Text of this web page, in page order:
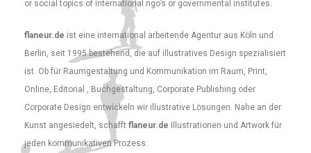
or social topics of international ngo’s or governmental institutes.
flaneur.de ist eine international arbeitende Agentur aus Köln und
Berlin, seit 1995 bestehend, die auf illustratives Design spezialisiert
ist. Ob für Raumgestaltung und Kommunikation im Raum, Print,
Online, Editorial , Buchgestaltung, Corporate Publishing oder
Corporate Design entwickeln wir illustrative Lösungen. Nahe an der
Kunst angesiedelt, schafft flaneur.de Illustrationen und Artwork für
jeden kommunikativen Prozess.